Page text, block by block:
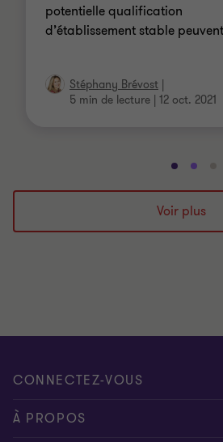
potentielle qualification
d’établissement stable peuvent
Stéphany Brévost
5 min de lecture 12 oct. 2021
Aller
à
la
Aller
à
la
à
Voir plus
CONNECTEZ-VOUS
Rencontrez nos experts
À PROPOS